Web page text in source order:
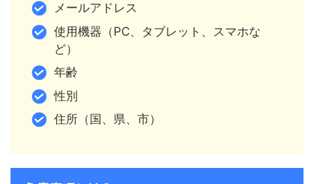
メールアドレス
使用機器（PC、タブレット、スマホな
ど）
年齢
性別
住所（国、県、市）